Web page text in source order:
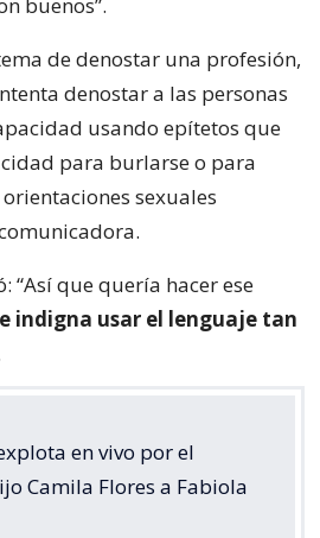
de denostar una profesión,
denostar a las personas
usando epítetos que
para burlarse o para
sexuales
“Así que quería hacer ese
indigna usar el lenguaje tan
en vivo por el
Camila Flores a Fabiola